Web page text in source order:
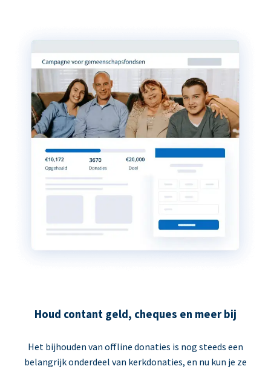
Houd contant geld, cheques en meer bij
Het bijhouden van offline donaties is nog steeds een
belangrijk onderdeel van kerkdonaties, en nu kun je ze